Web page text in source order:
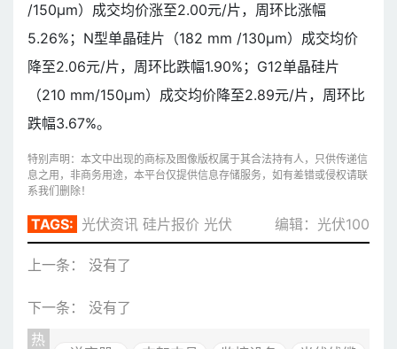
/150μm）成交均价涨至2.00元/片，周环比涨幅
5.26%；N型单晶硅片（182 mm /130μm）成交均价
降至2.06元/片，周环比跌幅1.90%；G12单晶硅片
（210 mm/150μm）成交均价降至2.89元/片，周环比
跌幅3.67%。
特别声明：本文中出现的商标及图像版权属于其合法持有人，只供传递信
息之用，非商务用途，本平台仅提供信息存储服务，如有差错或侵权请联
系我们删除！
TAGS: 光伏资讯 硅片报价 光伏 编辑：光伏100
上一条： 没有了
下一条： 没有了
热